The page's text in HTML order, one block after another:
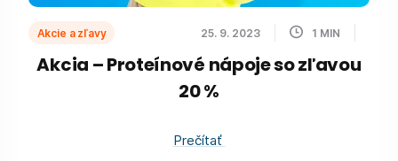
Akcie a zľavy 25. 9. 2023 1 MIN
Akcia – Proteínové nápoje so zľavou
20 %
Prečítať